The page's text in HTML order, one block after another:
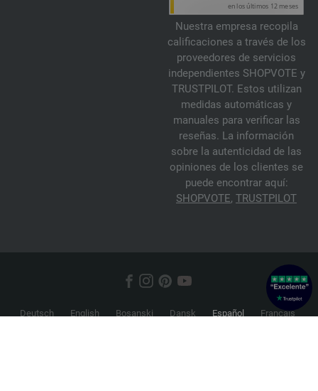
Nuestra empresa recopila
calificaciones a través de los
proveedores de servicios
independientes SHOPVOTE y
TRUSTPILOT. Estos utilizan
medidas automáticas y
manuales para verificar las
reseñas. La información
sobre la autenticidad de las
opiniones de los clientes se
puede encontrar aquí:
SHOPVOTE, TRUSTPILOT
Deutsch English Bosanski Dansk Español
Français